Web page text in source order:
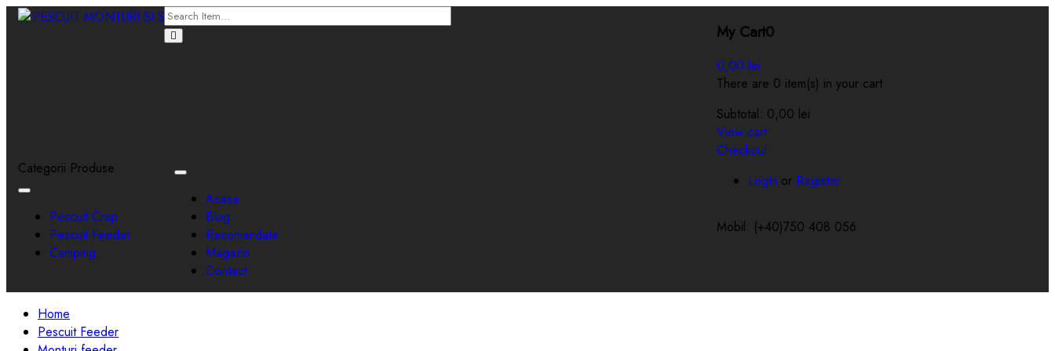
My Cart0
0,00 lei
There are 0 item(s) in your cart
Subtotal: 0,00 lei
View cart
Checkout
Categorii Produse
Toggle
navigationPescuit Crap
Pescuit Feeder
Camping
Toggle
navigation
Acasa
Blog
Recomandate
Magazin
Contact
Login or Register
Mobil: (+40)750 408 056
Home
Pescuit Feeder